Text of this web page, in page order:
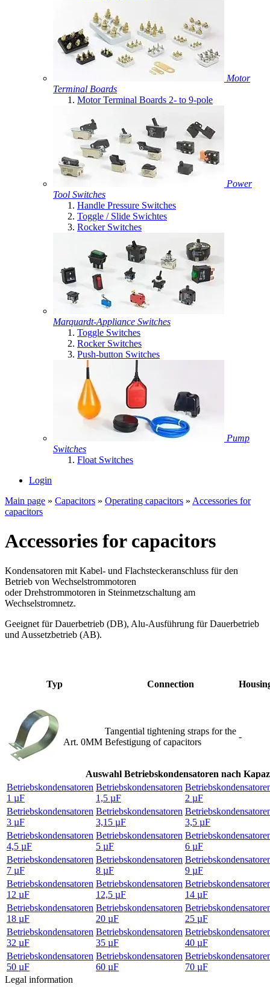
Motor
Terminal Boards
Motor Terminal Boards 2- to 9-pole
Power
Tool Switches
Handle Pressure Switches
Toggle / Slide Swichtes
Rocker Switches
Marquardt-Appliance Switches
Toggle Switches
Rocker Switches
Push-button Switches
Pump
Switches
Float Switches
Login
Main page » Capacitors » Operating capacitors » Accessories for
capacitors
Accessories for capacitors
Kondensatoren mit Kabel- und Flachsteckeranschluss für den
Betrieb von Wechselstrommotoren
oder Drehstrommotoren in Steinmetzschaltung am
Wechselstromnetz.
Geeignet für Dauerbetrieb (DB), Alu-Ausführung für Dauerbetrieb
und Aussetzbetrieb (AB).
Typ Connection
Art. 0MM
Tangential tightening straps for the
Befestigung of capacitors
-
Auswahl Betriebskondensatoren nach
Betriebskondensatoren
1 µF
Betriebskondensatoren
1,5 µF
2 µF
Betriebskondensatoren
3 µF
Betriebskondensatoren
3,15 µF
3,5 µF
Betriebskondensatoren
4,5 µF
Betriebskondensatoren
5 µF
6 µF
Betriebskondensatoren
7 µF
Betriebskondensatoren
8 µF
9 µF
Betriebskondensatoren
12 µF
Betriebskondensatoren
12,5 µF
14 µF
Betriebskondensatoren
18 µF
Betriebskondensatoren
20 µF
25 µF
Betriebskondensatoren
32 µF
Betriebskondensatoren
35 µF
40 µF
Betriebskondensatoren
50 µF
Betriebskondensatoren
60 µF
70 µF
Legal information